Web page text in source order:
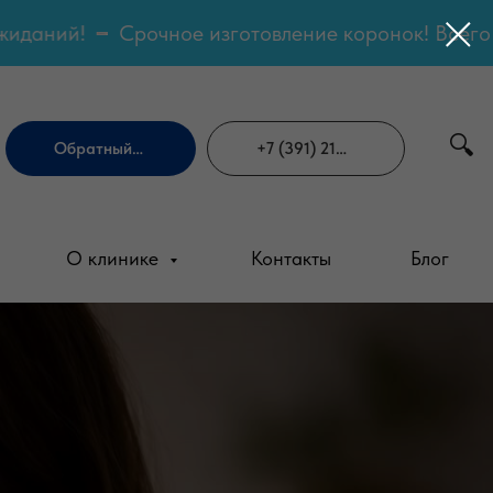
Срочное изготовление коронок! Всего
Обратный звонок +7 (391) 216-78-38 🔍
О клинике Контакты Блог